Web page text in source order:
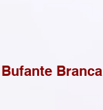
Branca